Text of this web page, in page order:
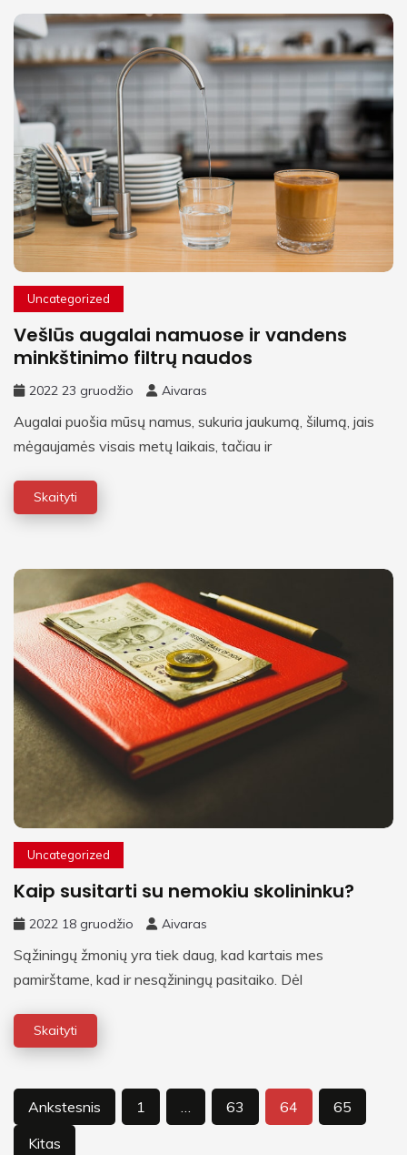
Uncategorized
Vešlūs augalai namuose ir vandens
minkštinimo filtrų naudos
2022 23 gruodžio Aivaras
Augalai puošia mūsų namus, sukuria jaukumą, šilumą, jais
mėgaujamės visais metų laikais, tačiau ir
Skaityti
Uncategorized
Kaip susitarti su nemokiu skolininku?
2022 18 gruodžio Aivaras
Sąžiningų žmonių yra tiek daug, kad kartais mes
pamirštame, kad ir nesąžiningų pasitaiko. Dėl
Skaityti
Įrašų
puslapiavimas
Ankstesnis 1 … 63 64
65
Kitas